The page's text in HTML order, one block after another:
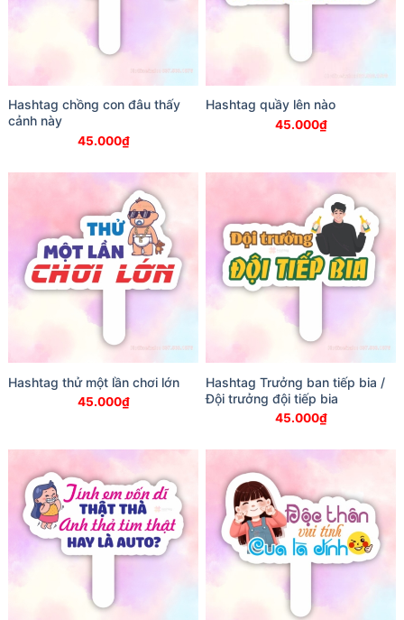
Hashtag chồng con đâu thấy
cảnh này
45.000₫
Hashtag quầy lên nào
45.000₫
Hashtag thử một lần chơi lớn
45.000₫
Hashtag Trưởng ban tiếp bia /
Đội trưởng đội tiếp bia
45.000₫